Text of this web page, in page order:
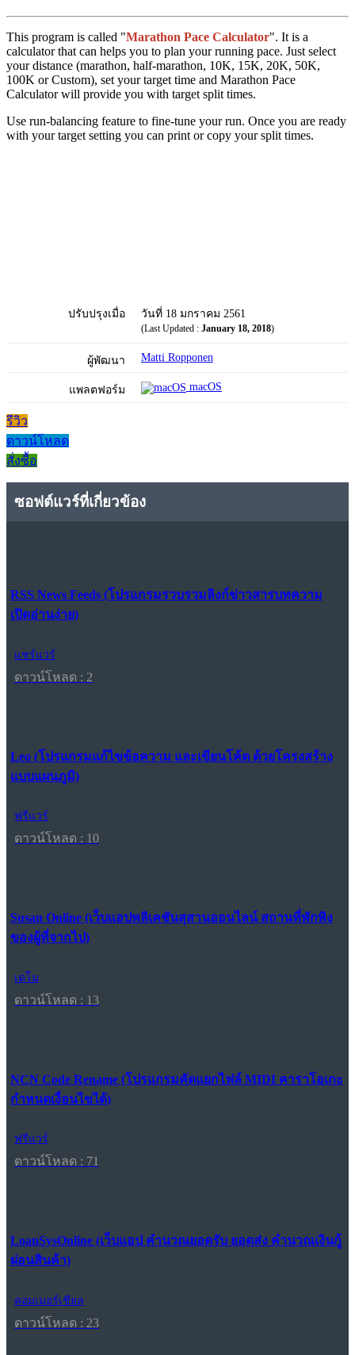
This program is called "Marathon Pace Calculator". It is a
calculator that can helps you to plan your running pace. Just select
your distance (marathon, half-marathon, 10K, 15K, 20K, 50K,
100K or Custom), set your target time and Marathon Pace
Calculator will provide you with target split times.
Use run-balancing feature to fine-tune your run. Once you are ready
with your target setting you can print or copy your split times.
ปรับปรุงเมื่อ วันที่ 18 มกราคม 2561
(Last Updated : January 18, 2018)
ผู้พัฒนา Matti Ropponen
แพลตฟอร์ม macOS
รีวิว
ดาวน์โหลด
สั่งซื้อ
ซอฟต์แวร์ที่เกี่ยวข้อง
RSS News Feeds (โปรแกรมรวบรวมลิงก์ข่าวสารบทความ
เปิดอ่านง่าย)
แชร์แวร์
ดาวน์โหลด : 2
Leo (โปรแกรมแก้ไขข้อความ และเขียนโค้ด ด้วยโครงสร้าง
แบบแผนภูมิ)
ฟรีแวร์
ดาวน์โหลด : 10
Susan Online (เว็บแอปพลิเคชันสุสานออนไลน์ สถานที่พักพิง
ของผู้ที่จากไป)
เดโม
ดาวน์โหลด : 13
NCN Code Rename (โปรแกรมคัดแยกไฟล์ MIDI คาราโอเกะ
กำหนดเงื่อนไขได้)
ฟรีแวร์
ดาวน์โหลด : 71
LoanSysOnline (เว็บแอป คำนวณยอดรับ ยอดส่ง คำนวณเงินกู้
ผ่อนสินค้า)
คอมเมอร์เชียล
ดาวน์โหลด : 23